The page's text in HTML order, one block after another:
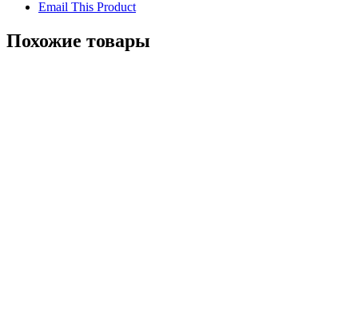
Email This Product
Похожие товары